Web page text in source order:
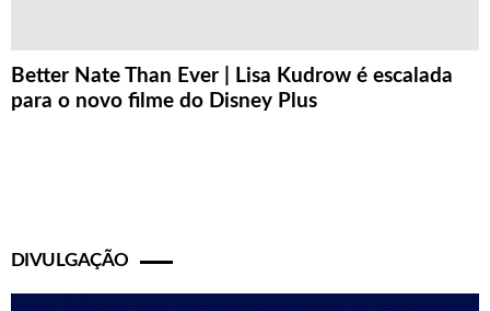
Better Nate Than Ever | Lisa Kudrow é escalada
para o novo filme do Disney Plus
DIVULGAÇÃO